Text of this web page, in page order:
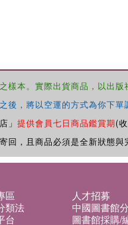
樣本。實際出貨商品，以出
後，將以空運的方式為你下
」 提供會員七日商品鑑賞期(
回，且商品必須是全新狀態
區 人才招募
類法 中國圖書館
台 圖書館採購/